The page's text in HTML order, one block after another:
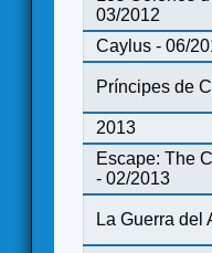
03/2012
Caylus - 06/
Príncipes de
2013
Escape: The
- 02/2013
La Guerra del